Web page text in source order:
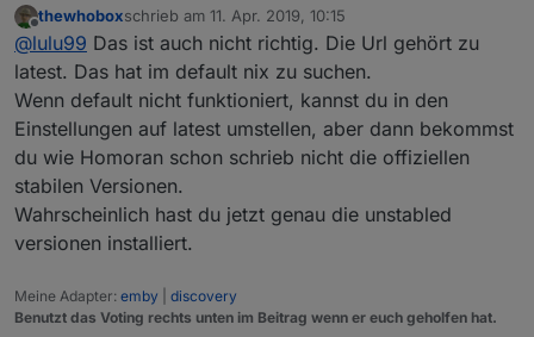
Bei mir geht der Link "http://iobroker.live/sources-
dist.json" nicht.
Es werden auch nicht die Versionsnummern bei den
Adaptern angezeigt.
Dann habe ich "http://iobroker.live/sources-dist-
latest.json " auch unter "default" eingetragen, dann
konnte ich zumindest die Adapter updaten.
Nun steht aber im Moment unter beiden Feldern
"http://iobroker.live/sources-dist-latest.json
Das kann so auch nicht richtig sein, oder?
Offline
thewhoboxschrieb am 11. Apr. 2019, 10:15
zuletzt editiert von
@lulu99 Das ist auch nicht richtig. Die Url gehört zu
latest. Das hat im default nix zu suchen.
Wenn default nicht funktioniert, kannst du in den
Einstellungen auf latest umstellen, aber dann bekommst
du wie Homoran schon schrieb nicht die offiziellen
stabilen Versionen.
Wahrscheinlich hast du jetzt genau die unstabled
versionen installiert.
Meine Adapter: emby
discovery
Benutzt das Voting rechts unten im Beitrag wenn er euch geholfen hat.